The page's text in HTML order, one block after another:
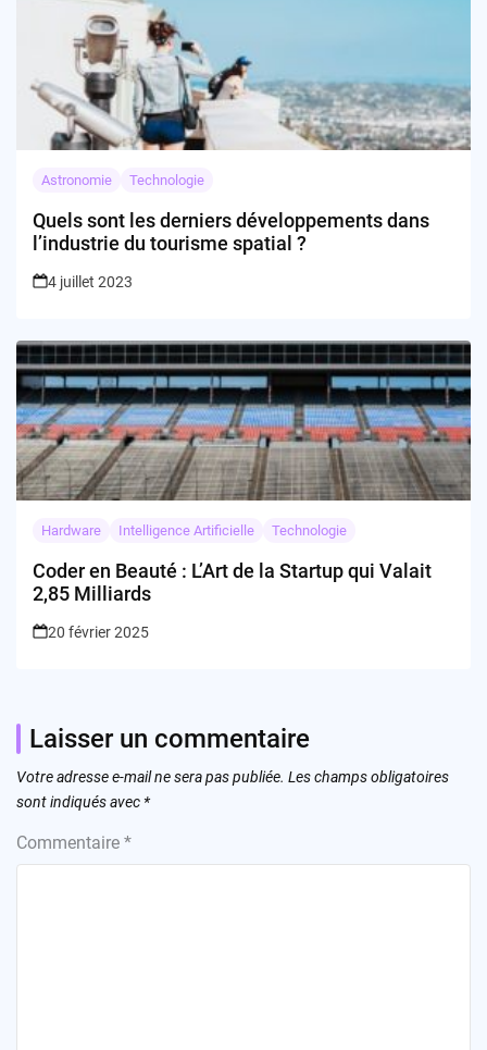
Astronomie Technologie
Quels sont les derniers développements dans
l’industrie du tourisme spatial ?
4 juillet 2023
Hardware Intelligence Artificielle Technologie
Coder en Beauté : L’Art de la Startup qui Valait
2,85 Milliards
20 février 2025
Laisser un commentaire
Votre adresse e-mail ne sera pas publiée. Les champs obligatoires
sont indiqués avec *
Commentaire *